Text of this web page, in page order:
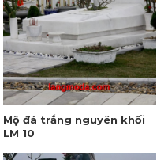
Mộ đá trắng nguyên khối
LM 10